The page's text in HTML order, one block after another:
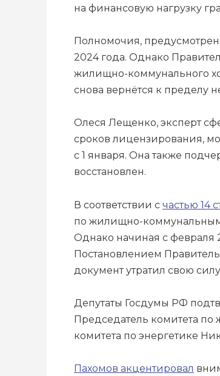
на финансовую нагрузку
Полномочия,
2024 года. Однако
жилищно-коммунального
снова вернётся к пределу
Олеся Лещенко, эксперт
сроков лицензирования,
с 1 января. Она также
восстановлен.
В соответствии с частью 14
по жилищно-коммунальным
Однако начиная с февраля
Постановлением
документ утратил свою
Депутаты Госдумы РФ
Председатель комитета
комитета по энергетике
Пахомов акцентировал